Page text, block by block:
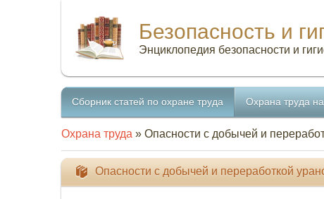
Безопасность и
Энциклопедия безопасности и
Сборник статей по охране труда Охрана труда
Охрана труда » Опасности с добычей и
Опасности с добычей и переработкой